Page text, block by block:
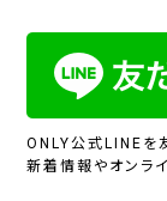
ONLY公式LINEを
新着情報やオンラ